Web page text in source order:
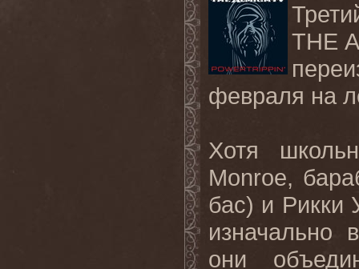
THE
февраля на
Хотя
Monroe,
бас) и Рикки
изначально
они